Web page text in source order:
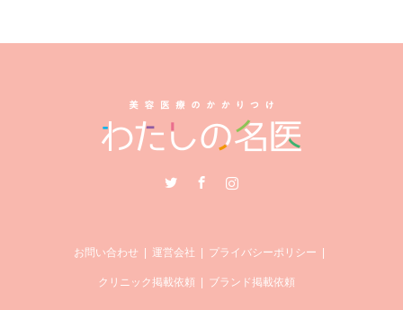
Instagram
お問い合わせ 運営会社 プライバシーポリシー
クリニック掲載依頼 ブランド掲載依頼